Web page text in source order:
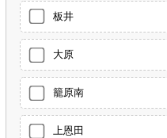
板井
大原
籠原南
上恩田